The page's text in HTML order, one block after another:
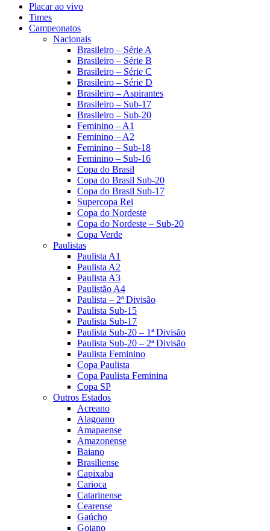
Placar ao vivo
Times
Campeonatos
Nacionais
Brasileiro – Série A
Brasileiro – Série B
Brasileiro – Série C
Brasileiro – Série D
Brasileiro – Aspirantes
Brasileiro – Sub-17
Brasileiro – Sub-20
Feminino – A1
Feminino – A2
Feminino – Sub-18
Feminino – Sub-16
Copa do Brasil
Copa do Brasil Sub-20
Copa do Brasil Sub-17
Supercopa Rei
Copa do Nordeste
Copa do Nordeste – Sub-20
Copa Verde
Paulistas
Paulista A1
Paulista A2
Paulista A3
Paulistão A4
Paulista – 2ª Divisão
Paulista Sub-15
Paulista Sub-17
Paulista Sub-20 – 1ª Divisão
Paulista Sub-20 – 2ª Divisão
Paulista Feminino
Copa Paulista
Copa Paulista Feminina
Copa SP
Outros Estados
Acreano
Alagoano
Amapaense
Amazonense
Baiano
Brasiliense
Capixaba
Carioca
Catarinense
Cearense
Gaúcho
Goiano